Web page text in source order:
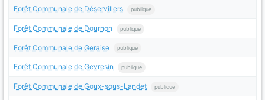
Forêt Communale de Déservillers publique
Forêt Communale de Dournon publique
Forêt Communale de Geraise publique
Forêt Communale de Gevresin publique
Forêt Communale de Goux-sous-Landet publique